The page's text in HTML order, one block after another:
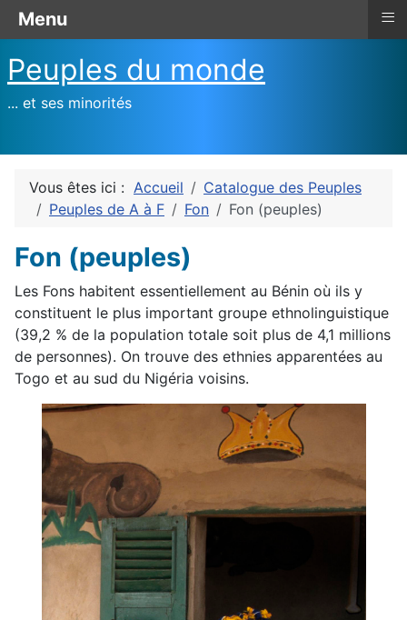
Peuples du monde
... et ses minorités
Vous êtes ici : Accueil
Catalogue des Peuples
Peuples de A à F
Fon Fon (peuples)
Fon (peuples)
Les Fons habitent essentiellement au Bénin où ils y
constituent le plus important groupe ethnolinguistique
(39,2 % de la population totale soit plus de 4,1 millions
de personnes). On trouve des ethnies apparentées au
Togo et au sud du Nigéria voisins.
Menu ≡